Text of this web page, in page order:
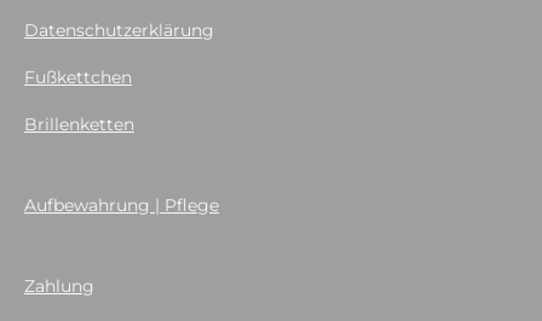
Datenschutzerklärung
Fußkettchen
Brillenketten
Aufbewahrung | Pflege
Zahlung